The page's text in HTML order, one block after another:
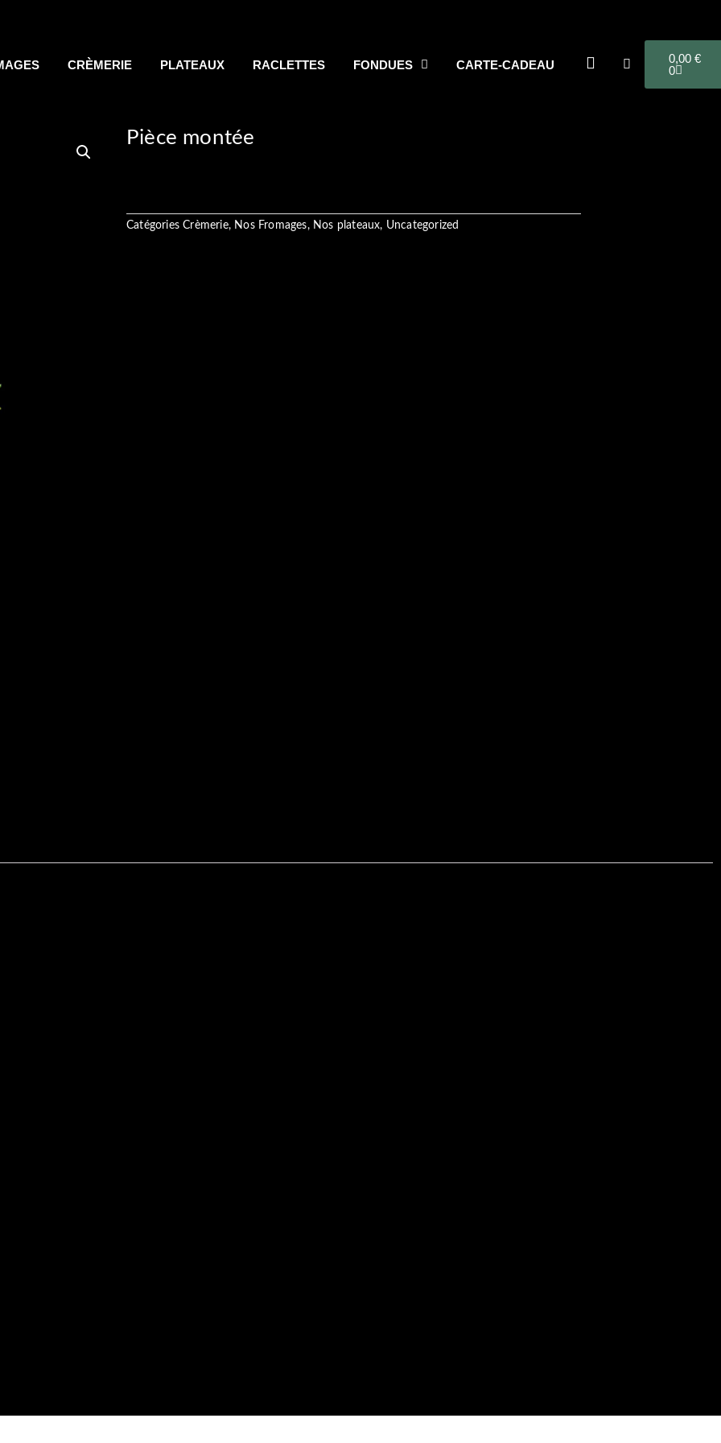
CRÈMERIE PLATEAUX RACLETTES FONDUES CARTE-CADEAU 0,00€
0
Pièce montée
Catégories Crèmerie, Nos Fromages, Nos plateaux, Uncategorized